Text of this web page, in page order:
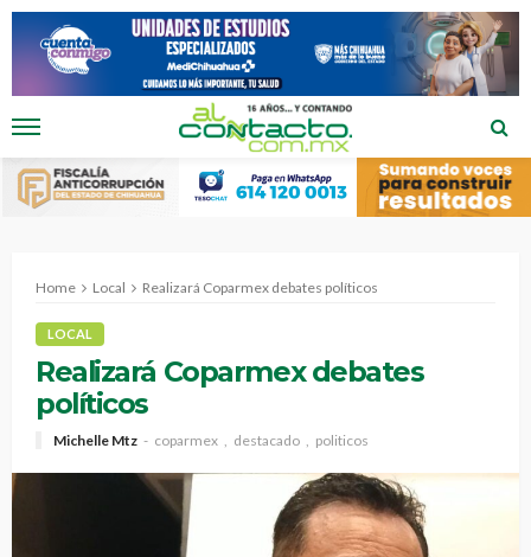
Home Local Realizará Coparmex debates políticos
LOCAL
Realizará Coparmex debates
políticos
Michelle Mtz coparmex destacado politicos